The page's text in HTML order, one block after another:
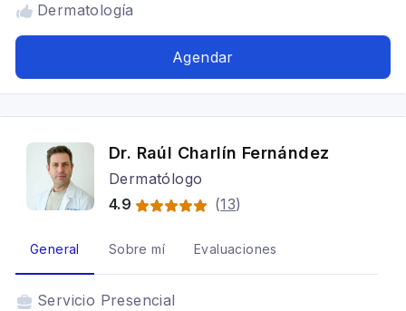
Dermatología
Agendar
Dr. Raúl Charlín Fernández
Dermatólogo
4.9
(13)
General Sobre mí Evaluaciones
Servicio Presencial